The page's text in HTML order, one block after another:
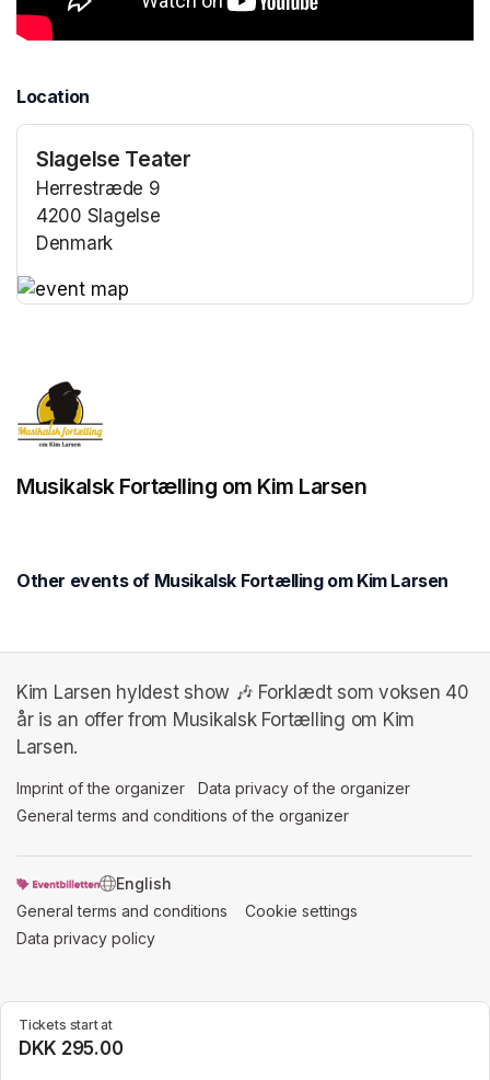
Location
Slagelse Teater
Herrestræde 9
4200 Slagelse
Denmark
Tickets start at
DKK 295.00
Musikalsk Fortælling om Kim Larsen
Other events of Musikalsk Fortælling om Kim Larsen
Kim Larsen hyldest show 🎶 Forklædt som voksen 40
år is an offer from Musikalsk Fortælling om Kim
Larsen.
Imprint of the organizer (opens in a new tab)
Data privacy of the organizer
General terms and conditions of the organizer
SWITCH LANGUAGE
General terms and conditions (opens in a new tab)
Cookie settings
Data privacy policy